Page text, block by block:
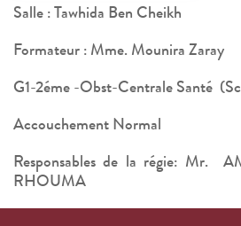
Salle : Tawhida Ben Cheikh
Formateur : Mme. Mounira Zaray
G1-2éme -Obst-Centrale Santé
Accouchement Normal
Responsables de la régie: Mr.
RHOUMA